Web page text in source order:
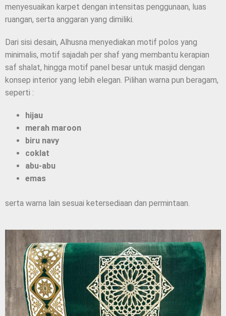
menyesuaikan karpet dengan intensitas penggunaan, luas
ruangan, serta anggaran yang dimiliki.
Dari sisi desain, Alhusna menyediakan motif polos yang
minimalis, motif sajadah per shaf yang membantu kerapian
saf shalat, hingga motif panel besar untuk masjid dengan
konsep interior yang lebih elegan. Pilihan warna pun beragam,
seperti :
hijau
merah maroon
biru navy
coklat
abu-abu
emas
serta warna lain sesuai ketersediaan dan permintaan.